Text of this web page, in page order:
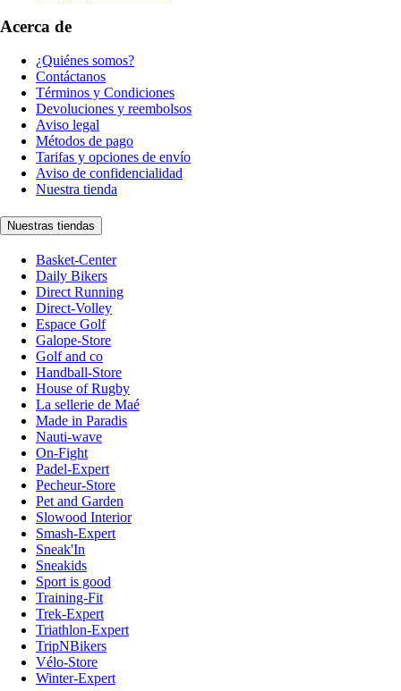
Acerca de
¿Quiénes somos?
Contáctanos
Términos y Condiciones
Devoluciones y reembolsos
Aviso legal
Métodos de pago
Tarifas y opciones de envío
Aviso de confidencialidad
Nuestra tienda
Nuestras tiendas
Basket-Center
Daily Bikers
Direct Running
Direct-Volley
Espace Golf
Galope-Store
Golf and co
Handball-Store
House of Rugby
La sellerie de Maé
Made in Paradis
Nauti-wave
On-Fight
Padel-Expert
Pecheur-Store
Pet and Garden
Slowood Interior
Smash-Expert
Sneak'In
Sneakids
Sport is good
Training-Fit
Trek-Expert
Triathlon-Expert
TripNBikers
Vélo-Store
Winter-Expert